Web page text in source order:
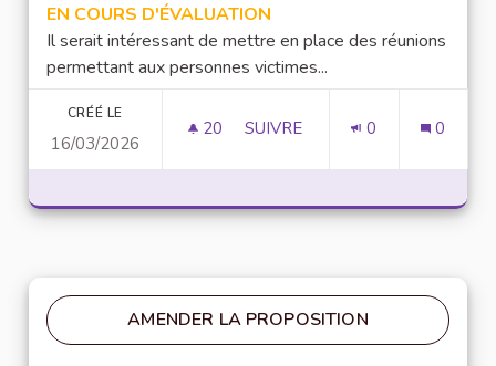
EN COURS D'ÉVALUATION
Il serait intéressant de mettre en place des réunions
permettant aux personnes victimes...
CRÉÉ LE
16/03/2026
20 20 ABONNÉS
SUIVRE 0 0
AMENDER LA PROPOSITION